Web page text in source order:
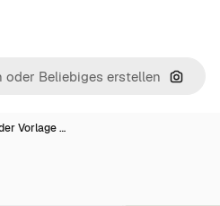
Nach
Vorlage …